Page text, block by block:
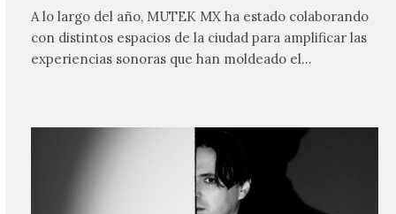
A lo largo del año, MUTEK MX ha estado colaborando
con distintos espacios de la ciudad para amplificar las
experiencias sonoras que han moldeado el…